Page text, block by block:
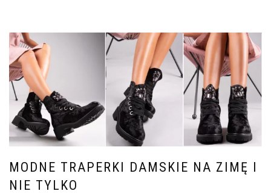
MODNE TRAPERKI DAMSKIE NA ZIMĘ I
NIE TYLKO